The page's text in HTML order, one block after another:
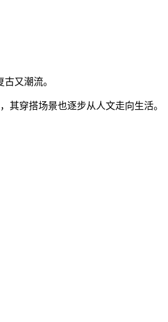
又潮流。
其穿搭场景也逐步从人文走向生活。